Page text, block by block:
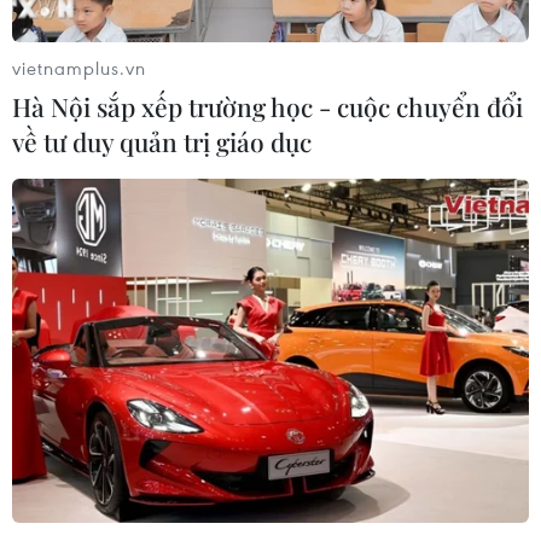
VietnamPlus mang RapNews tới Hội nghị
Truyền thông Kỹ thuật số châu Á
19/11/2014 06:53
Giải thưởng Truyền thông Kỹ thuật số châu Á 2014
(Digital Media Awards - DMA) đã được trao cho các
hãng truyền thông hàng đầu khu vực trong buổi gala tổ
chức tại Singapore tối 18/11.
vietnamplus.vn
Hà Nội sắp xếp trường học - cuộc chuyển đổi
về tư duy quản trị giáo dục